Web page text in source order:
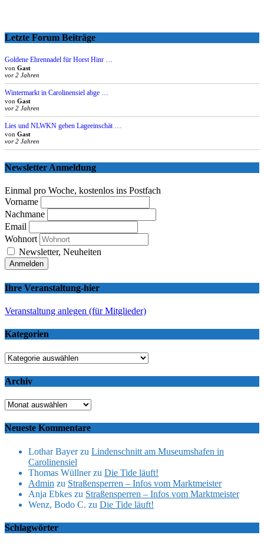
Letzte Forum Beiträge
Goldene Ehrennadel für Horst Hinr …
von Gast
vor 2 Jahren
Wintermarkt in Carolinensiel abge …
von Gast
vor 2 Jahren
Lies und NLWKN geben Lageeinschät …
von Gast
vor 2 Jahren
Newsletter Anmeldung
Einmal pro Woche, kostenlos ins Postfach
Vorname
Nachmane
Email
Wohnort
Newsletter, Neuheiten
Ihre Veranstaltung-hier
Veranstaltung anlegen (für Mitglieder)
Kategorien
Kategorien
Archiv
Archiv
Neueste Kommentare
Lothar Bayerzu Lindenschnitt am Museumshafen in
Carolinensiel
Thomas Wüllnerzu Die Tide läuft!
Admin zu Straßensperren – Infos vom Marktmeister
Anja Ebkes zu Straßensperren – Infos vom Marktmeister
Wenz, Bodo C. zu Die Tide läuft!
Schlagwörter